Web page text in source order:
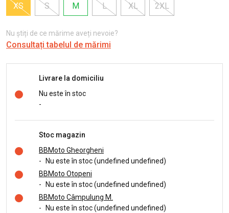
XS
S M L XL 2XL
Nu știți de ce mărime aveți nevoie?
Consultați tabelul de mărimi
Livrare la domiciliu
Nu este în stoc
-
Stoc magazin
BBMoto Gheorgheni
-
Nu este în stoc (undefined undefined)
BBMoto Otopeni
-
Nu este în stoc (undefined undefined)
BBMoto Câmpulung M.
-
Nu este în stoc (undefined undefined)